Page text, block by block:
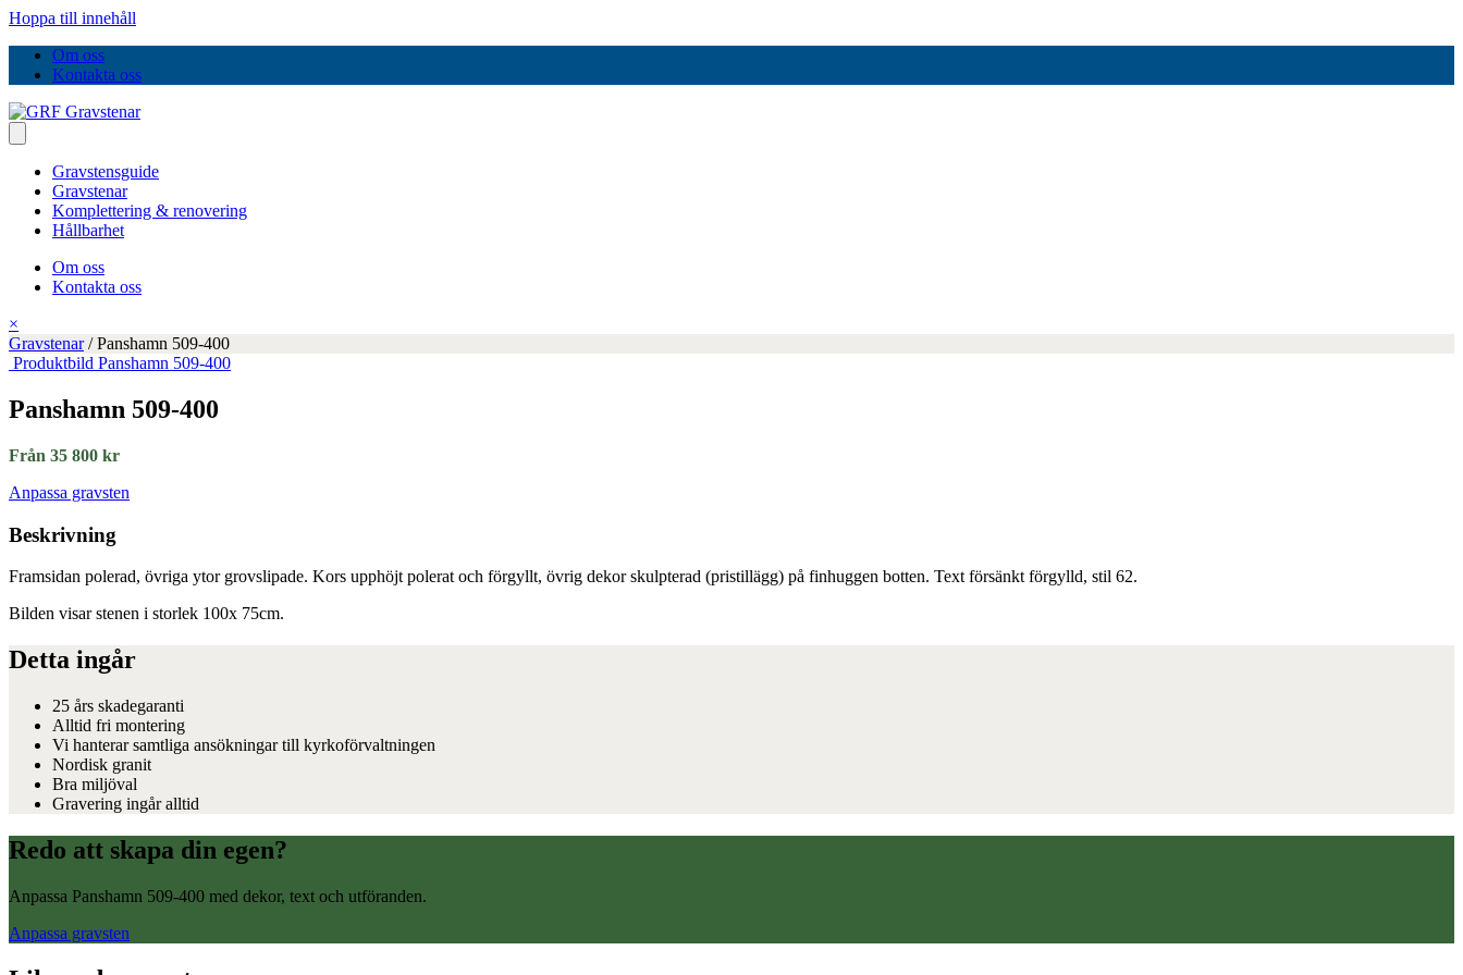
Hoppa till innehåll
Om oss
Kontakta oss
Gravstensguide
Gravstenar
Komplettering & renovering
Hållbarhet
Om oss
Kontakta oss
×
Gravstenar/Panshamn 509-400
Produktbild Panshamn 509-400
Panshamn 509-400
Från 35 800 kr
Anpassa gravsten
Beskrivning
Framsidan polerad, övriga ytor grovslipade. Kors upphöjt polerat och förgyllt, övrig dekor skulpterad (pristillägg) på finhuggen botten. Text försänkt förgylld, stil 62.
Bilden visar stenen i storlek 100x 75cm.
Detta ingår
25 års skadegaranti
Alltid fri montering
Vi hanterar samtliga ansökningar till kyrkoförvaltningen
Nordisk granit
Bra miljöval
Gravering ingår alltid
Redo att skapa din egen?
Anpassa Panshamn 509-400 med dekor, text och utföranden.
Anpassa gravsten